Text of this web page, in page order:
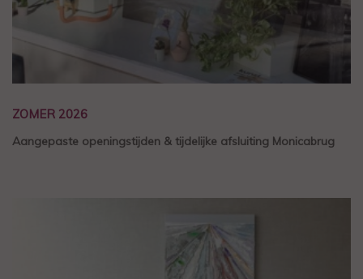
ZOMER 2026
Aangepaste openingstijden & tijdelijke afsluiting Monicabrug